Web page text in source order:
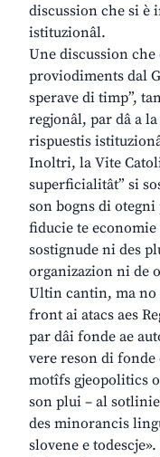
discussion che si è
istituzionâl.
Une discussion che
proviodiments dal
sperave di timp”,
regjonâl, par dâ a
rispuestis
Inoltri, la Vite
superficialitât” si
son bogns di
fiducie te economie
sostignude ni des
organizazion ni de
Ultin cantin, ma
front ai atacs aes
par dâi fonde ae
vere reson di
motîfs gjeopolitics
son plui – al
des minorancis
slovene e